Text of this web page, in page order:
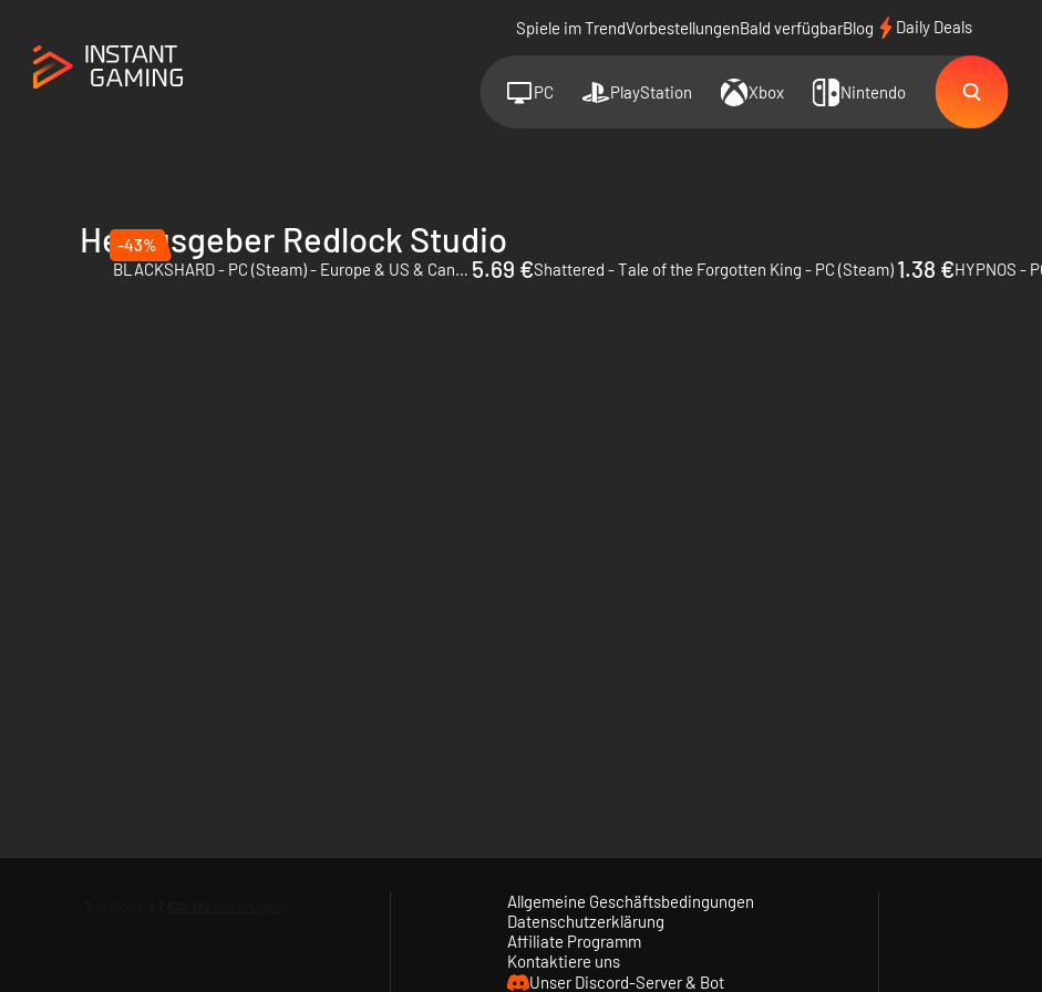
Spiele im TrendVorbestellungenBald verfügbarBlog Daily Deals
PC PlayStation Xbox Nintendo
Herausgeber Redlock Studio
-43%
BLACKSHARD - PC (Steam) - Europe & US & Canada 5.69 €Shattered - Tale of the Forgotten King - PC (Steam) 1.38 €HYPNOS -
Allgemeine Geschäftsbedingungen
Datenschutzerklärung
Affiliate Programm
Kontaktiere uns
Unser Discord-Server & Bot